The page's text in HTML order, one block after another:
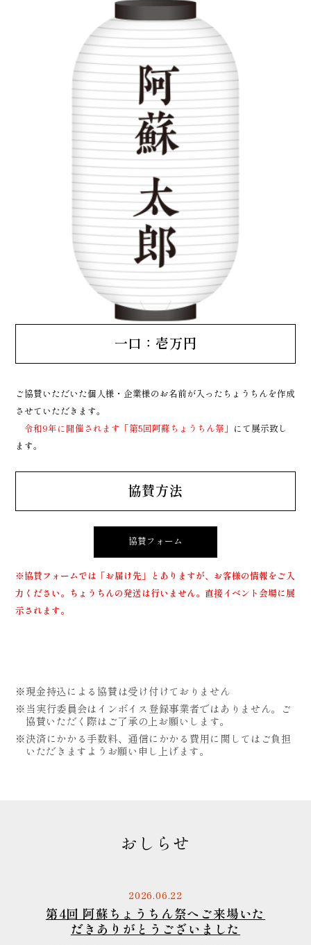
一口：壱万円
ご協賛いただいた個人様・企業様のお名前が入ったちょうちんを作成
させていただきます。
令和9年に開催されます「第5回阿蘇ちょうちん祭」 にて展示致し
ます。
協賛方法
協賛フォーム
※協賛フォームでは「お届け先」とありますが、お客様の情報をご入
力ください。ちょうちんの発送は行いません。直接イベント会場に展
示されます。
現金持込による協賛は受け付けておりません
当実行委員会はインボイス登録事業者ではありません。ご
協賛いただく際はご了承の上お願いします。
決済にかかる手数料、通信にかかる費用に関してはご負担
いただきますようお願い申し上げます。
おしらせ
2026.06.22
第4回 阿蘇ちょうちん祭へご来場いた
だきありがとうございました